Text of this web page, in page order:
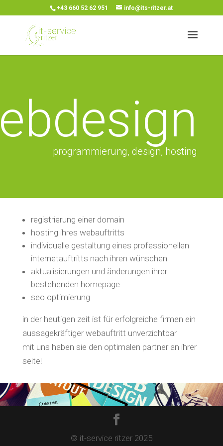
+43 660 52 62 951 info@its-ritzer.at
programmierung, design, hosting
registrierung einer domain
hosting ihres webauftritts
individuelle gestaltung eines professionellen
internetauftritts nach ihren wünschen
aktualisierungen und änderungen ihrer
bestehenden homepage
seo optimierung
in der heutigen zeit ist für erfolgreiche firmen ein
aussagekräftiger webauftritt unverzichtbar
mit uns haben sie den optimalen partner an ihrer
seite!
© it-service ritzer 2025